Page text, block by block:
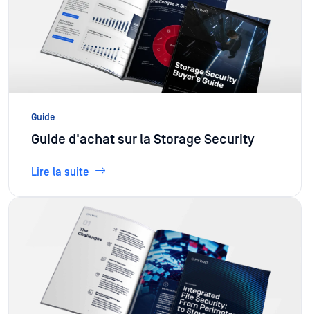
Guide
Guide d'achat sur la Storage Security
Lire la suite